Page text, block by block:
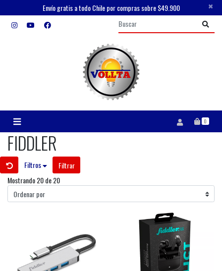
Envío gratis a todo Chile por compras sobre $49.900 ×
0
FIDDLER
Filtros
Filtrar
Mostrando 20 de 20